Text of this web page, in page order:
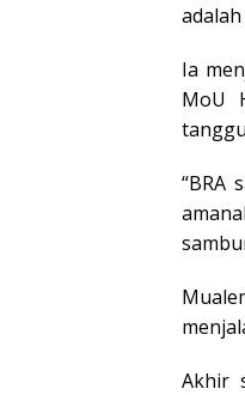
Ia
MoU
“BRA
Akhir